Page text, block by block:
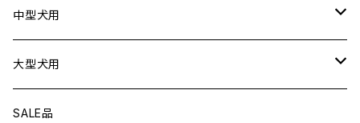
猫用
リード
首輪
ハーネス
中型犬用
リード
首輪
大型犬用
リード
SALE品